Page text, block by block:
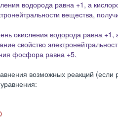
водорода равна +1, а
вещества,
окисления водорода равна
свойство
фосфора равна +5.
возможных реакций